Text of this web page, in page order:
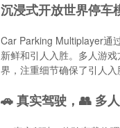
沉浸式开放世界停车
Car Parking Multiplayer通
新鲜和引人入胜。多人游
界，注重细节确保了引人入
🚗 真实驾驶，👥 多